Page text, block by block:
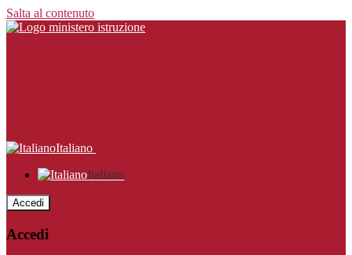
Salta al contenuto
Italiano
Italiano
Accedi
Accedi